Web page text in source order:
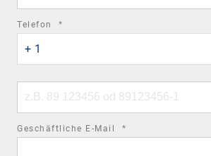
Telefon *
country
code
+ 1
number
Geschäftliche E-Mail *